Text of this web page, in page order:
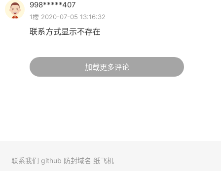
998*****407
1楼 2020-07-05 13:16:32
联系方式显示不存在
加载更多评论
联系我们 github 防封域名 纸飞机